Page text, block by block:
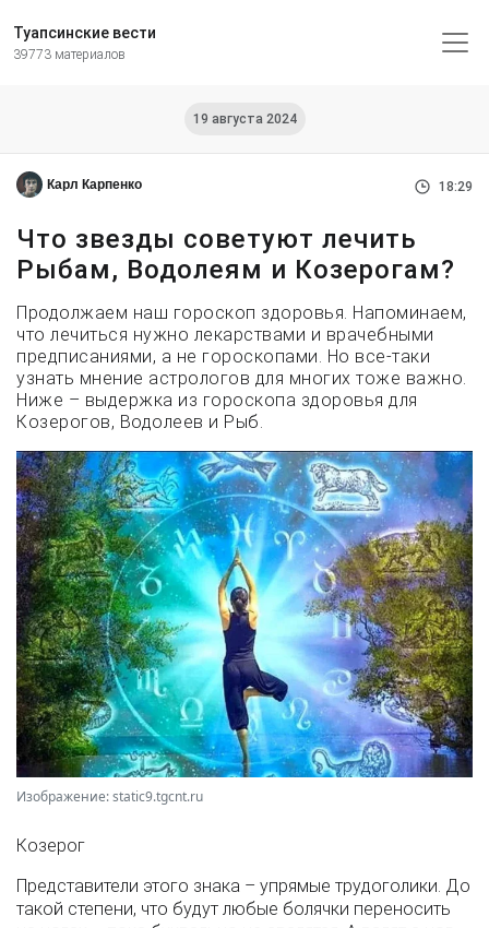
Туапсинские вести
39773 материалов
19 августа 2024
Карл Карпенко 18:29
Что звезды советуют лечить
Рыбам, Водолеям и Козерогам?
Продолжаем наш гороскоп здоровья. Напоминаем,
что лечиться нужно лекарствами и врачебными
предписаниями, а не гороскопами. Но все-таки
узнать мнение астрологов для многих тоже важно.
Ниже – выдержка из гороскопа здоровья для
Козерогов, Водолеев и Рыб.
Изображение: static9.tgcnt.ru
Козерог
Представители этого знака – упрямые трудоголики. До
такой степени, что будут любые болячки переносить